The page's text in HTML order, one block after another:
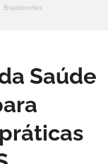
Saúde